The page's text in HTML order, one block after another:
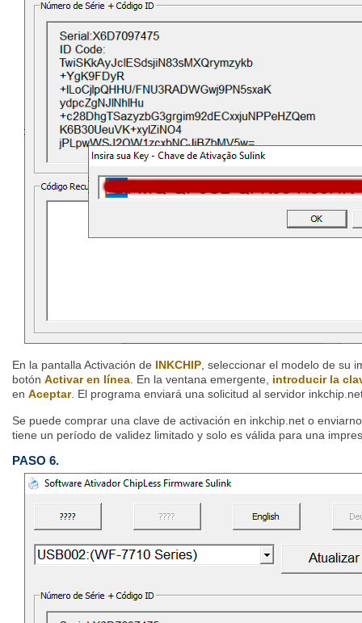
En la pantalla Activación de INKCHIP, seleccionar el modelo de su
botón Activar en línea. En la ventana emergente, introducir la
en Aceptar. El programa enviará una solicitud al servidor
Se puede comprar una clave de activación en inkchip.net o
tiene un período de validez limitado y solo es válida para una
PASO 6.